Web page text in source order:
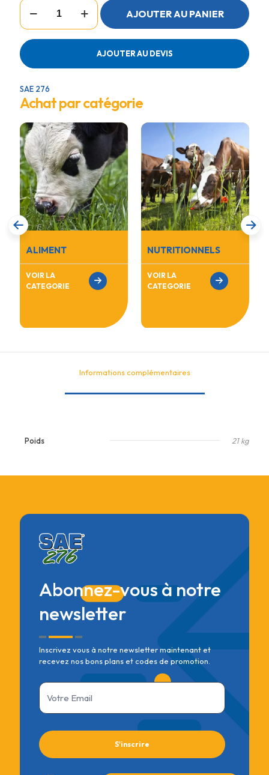
quantité
CHARIOT
MELANGEUR
4
ROUES
110L
AJOUTER AU PANIER
AJOUTER AU DEVIS
SAE 276
Achat par catégorie
ALIMENT
VOIR LA
CATEGORIE
NUTRITIONNELS
VOIR LA
CATEGORIE
Informations complémentaires
Poids 21 kg
Abonnez-vous à notre
newsletter
Inscrivez vous à notre newsletter maintenant et
recevez nos bons plans et codes de promotion.